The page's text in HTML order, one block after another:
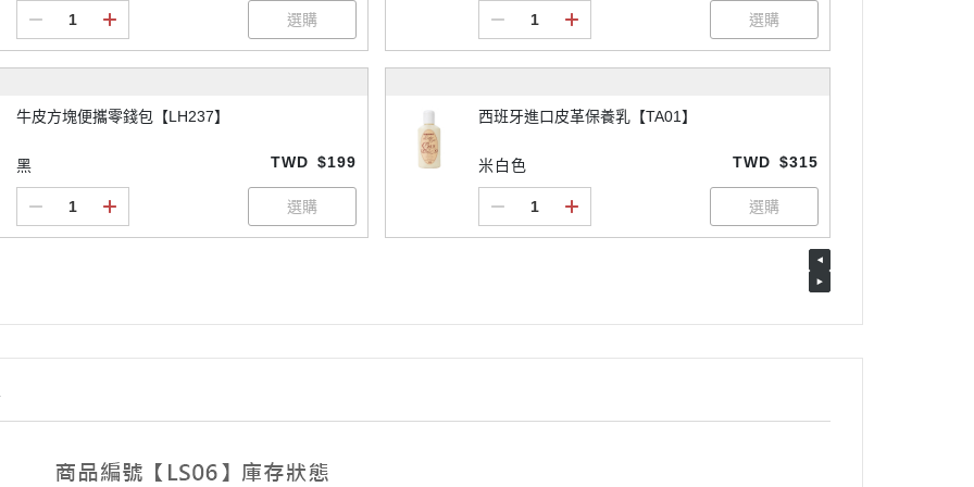
牛皮方塊便攜零錢包【LH237】
黑 TWD $199
西班牙進口皮革保養乳【TA01】
米白色 TWD $315